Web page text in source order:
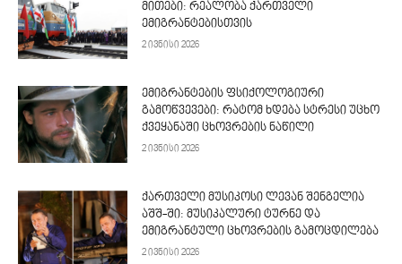
მითები: რეალობა ქართველი
ემიგრანტებისთვის
2 ივნისი 2026
ემიგრანტების ფსიქოლოგიური
გამოწვევები: რატომ ხდება სტრესი უცხო
ქვეყანაში ცხოვრების ნაწილი
2 ივნისი 2026
ქართველი მუსიკოსი ლევან შენგელია
აშშ-ში: მუსიკალური ტურნე და
ემიგრანტული ცხოვრების გამოცდილება
2 ივნისი 2026